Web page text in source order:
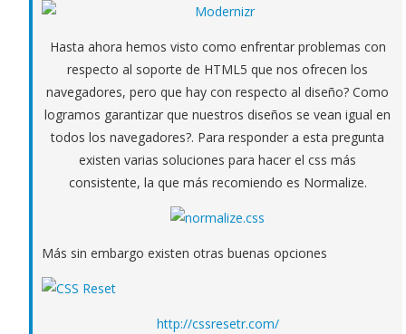
Hasta ahora hemos visto como enfrentar problemas con
respecto al soporte de HTML5 que nos ofrecen los
navegadores, pero que hay con respecto al diseño? Como
logramos garantizar que nuestros diseños se vean igual en
todos los navegadores?. Para responder a esta pregunta
existen varias soluciones para hacer el css más
consistente, la que más recomiendo es Normalize.
Más sin embargo existen otras buenas opciones
http://cssresetr.com/